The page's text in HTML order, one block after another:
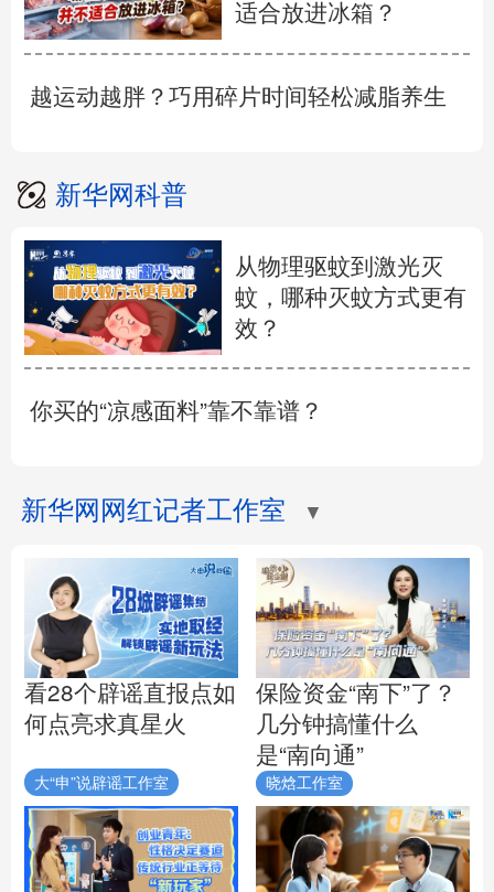
适合放进冰箱？
越运动越胖？巧用碎片时间轻松减脂养生
新华网科普
从物理驱蚊到激光灭
蚊，哪种灭蚊方式更有
效？
你买的“凉感面料”靠不靠谱？
新华网网红记者工作室 ▼
看28个辟谣直报点如
何点亮求真星火
大“申”说辟谣工作室
保险资金“南下”了？
几分钟搞懂什么
是“南向通”
晓焓工作室